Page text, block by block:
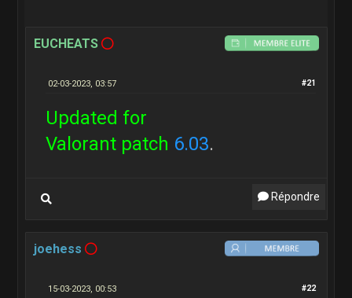
EUCHEATS
#21
02-03-2023, 03:57
Updated for
Valorant patch 6.03.
Répondre
joehess
#22
15-03-2023, 00:53